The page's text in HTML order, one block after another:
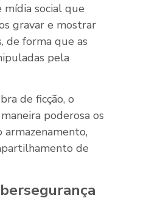
social que
gravar e mostrar
de forma que as
pela
de ficção, o
poderosa os
armazenamento,
de